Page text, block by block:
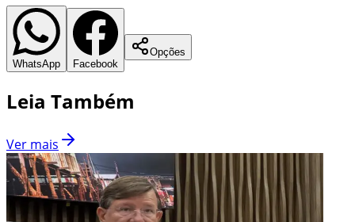
WhatsApp Facebook
Opções
Leia Também
Ver mais